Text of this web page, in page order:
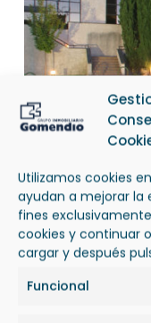
Utilizamos cookies
ayudan a mejorar la
fines
cookies y continuar
cargar y después
Funcional
OBRAS